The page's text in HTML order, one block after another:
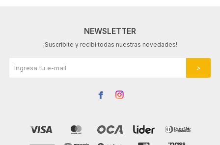
NEWSLETTER
¡Suscribite y recibí todas nuestras novedades!
 